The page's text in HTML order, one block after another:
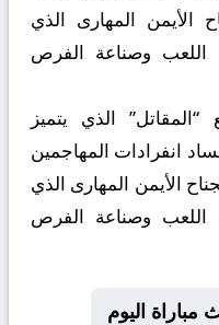
الأيمن المهارى الذي
اللعب وصناعة الفرص
“المقاتل” الذي يتميز
انفرادات المهاجمين
الأيمن المهارى الذي
اللعب وصناعة الفرص
اليوم